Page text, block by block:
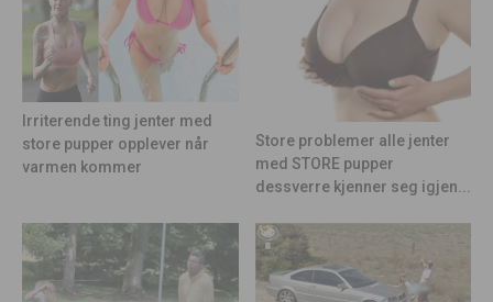
Irriterende ting jenter med
store pupper opplever når
varmen kommer
Store problemer alle jenter
med STORE pupper
dessverre kjenner seg igjen...